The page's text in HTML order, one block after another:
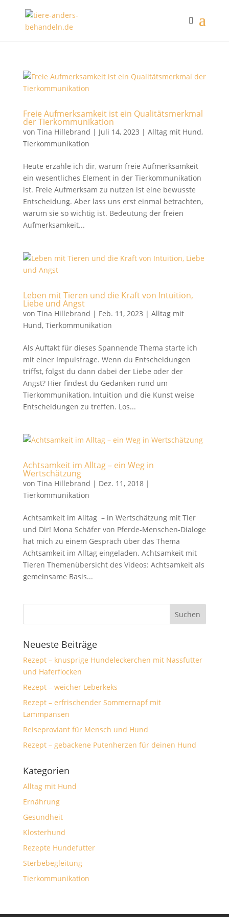
Freie Aufmerksamkeit ist ein Qualitätsmerkmal
der Tierkommunikation
von Tina Hillebrand | Juli 14, 2023 | Alltag mit Hund,
Tierkommunikation
Heute erzähle ich dir, warum freie Aufmerksamkeit
ein wesentliches Element in der Tierkommunikation
ist. Freie Aufmerksam zu nutzen ist eine bewusste
Entscheidung. Aber lass uns erst einmal betrachten,
warum sie so wichtig ist. Bedeutung der freien
Aufmerksamkeit...
Leben mit Tieren und die Kraft von Intuition,
Liebe und Angst
von Tina Hillebrand | Feb. 11, 2023 | Alltag mit
Hund, Tierkommunikation
Als Auftakt für dieses Spannende Thema starte ich
mit einer Impulsfrage. Wenn du Entscheidungen
triffst, folgst du dann dabei der Liebe oder der
Angst? Hier findest du Gedanken rund um
Tierkommunikation, Intuition und die Kunst weise
Entscheidungen zu treffen. Los...
Achtsamkeit im Alltag – ein Weg in
Wertschätzung
von Tina Hillebrand | Dez. 11, 2018|
Tierkommunikation
Achtsamkeit im Alltag – in Wertschätzung mit Tier
und Dir! Mona Schäfer von Pferde-Menschen-Dialoge
hat mich zu einem Gespräch über das Thema
Achtsamkeit im Alltag eingeladen. Achtsamkeit mit
Tieren Themenübersicht des Videos: Achtsamkeit als
gemeinsame Basis...
Neueste Beiträge
Rezept – knusprige Hundeleckerchen mit Nassfutter
und Haferflocken
Rezept – weicher Leberkeks
Rezept – erfrischender Sommernapf mit
Lammpansen
Reiseproviant für Mensch und Hund
Rezept – gebackene Putenherzen für deinen Hund
Kategorien
Alltag mit Hund
Ernährung
Gesundheit
Klosterhund
Rezepte Hundefutter
Sterbebegleitung
Tierkommunikation